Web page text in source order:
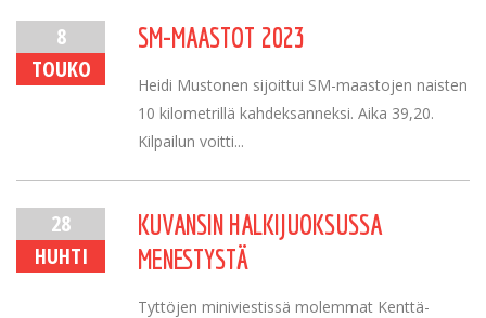
8
TOUKO
SM-MAASTOT 2023
Heidi Mustonen sijoittui SM-maastojen naisten
10 kilometrillä kahdeksanneksi. Aika 39,20.
Kilpailun voitti...
28
HUHTI
KUVANSIN HALKIJUOKSUSSA
MENESTYSTÄ
Tyttöjen miniviestissä molemmat Kenttä-